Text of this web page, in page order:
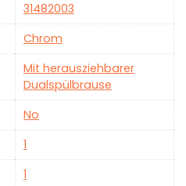
‎31482003
‎Chrom
‎Mit herausziehbarer
Dualspülbrause
‎No
‎1
‎1